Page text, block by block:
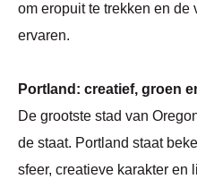
om eropuit te trekken en de
ervaren.
Portland: creatief, groen
De grootste stad van
de staat. Portland staat
sfeer, creatieve karakter en